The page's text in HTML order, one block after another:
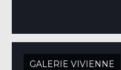
GALERIE VIVIENNE